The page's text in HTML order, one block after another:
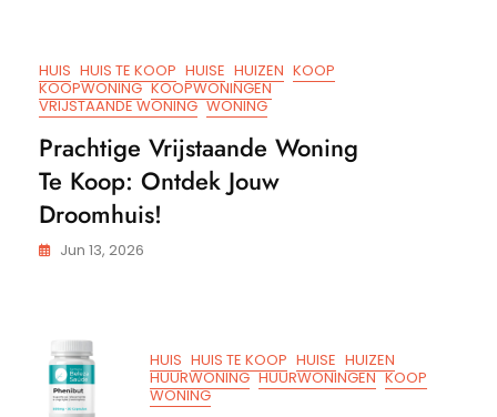
HUIS HUIS TE KOOP HUISE HUIZEN KOOP
KOOPWONING KOOPWONINGEN
VRIJSTAANDE WONING WONING
Prachtige Vrijstaande Woning
Te Koop: Ontdek Jouw
Droomhuis!
Jun 13, 2026
HUIS HUIS TE KOOP HUISE HUIZEN
HUURWONING HUURWONINGEN KOOP
WONING